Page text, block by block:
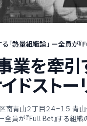
「熱量組織論」 ー全員が『
業を牽引
ドストー
南青山２丁目２４−１５ 青
員が『Full Bet』する組織